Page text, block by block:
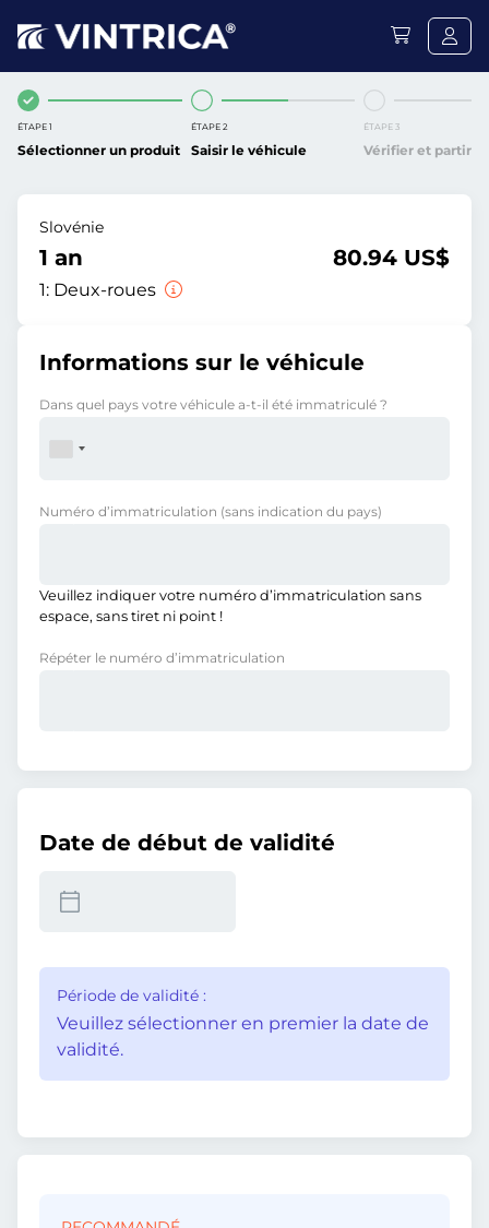
ÉTAPE 1
Sélectionner un produit
ÉTAPE 2
Saisir le véhicule
ÉTAPE 3
Vérifier et partir
Slovénie
1 an
1: Deux-roues
80.94 US$
Informations sur le véhicule
Dans quel pays votre véhicule a-t-il été immatriculé ?
Numéro d’immatriculation (sans indication du pays)
Veuillez indiquer votre numéro d’immatriculation sans
espace, sans tiret ni point !
Répéter le numéro d’immatriculation
Date de début de validité
Période de validité :
Veuillez sélectionner en premier la date de
validité.